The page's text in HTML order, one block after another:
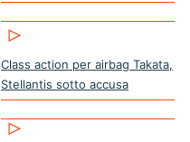
Class action per airbag Takata,
Stellantis sotto accusa